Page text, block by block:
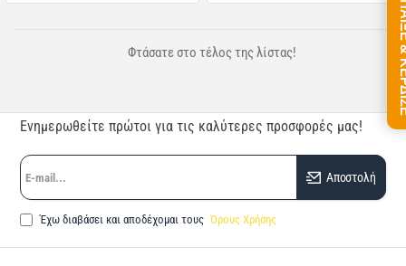
Φτάσατε στο τέλος της λίστας!
Ενημερωθείτε πρώτοι για τις καλύτερες προσφορές μας!
E-
mail...
Αποστολή
Έχω διαβάσει και αποδέχομαι τους Όρους Χρήσης